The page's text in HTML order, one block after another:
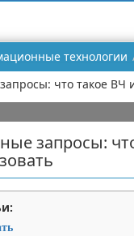
технологии
запросы: